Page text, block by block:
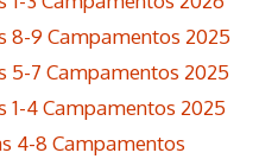
8-9 Campamentos 2025
5-7 Campamentos 2025
1-4 Campamentos 2025
4-8 Campamentos